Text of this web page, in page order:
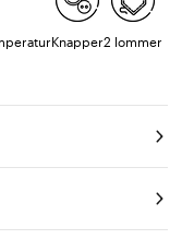
Knapper2 lommer